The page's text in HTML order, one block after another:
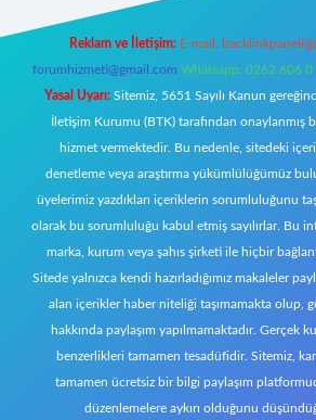
Reklam ve İletişim: E-mail:
forumhizmeti@gmail.com Whatsapp: 0262 606 0
Yasal Uyarı: Sitemiz, 5651 Sayılı Kanun
İletişim Kurumu (BTK) tarafından onaylanmış
hizmet vermektedir. Bu nedenle, sitedeki
denetleme veya araştırma yükümlülüğümüz
üyelerimiz yazdıkları içeriklerin sorumluluğunu
olarak bu sorumluluğu kabul etmiş sayılırlar. Bu
marka, kurum veya şahıs şirketi ile hiçbir
Sitede yalnızca kendi hazırladığımız makaleler
alan içerikler haber niteliği taşımamakta olup,
hakkında paylaşım yapılmamaktadır. Gerçek
benzerlikleri tamamen tesadüfidir. Sitemiz,
tamamen ücretsiz bir bilgi paylaşım
düzenlemelere aykırı olduğunu